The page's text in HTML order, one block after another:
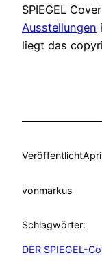
SPIEGEL
Ausstellungen
liegt das
Veröffentlicht
vonmarkus
Schlagwörter:
DER SPIEGEL-